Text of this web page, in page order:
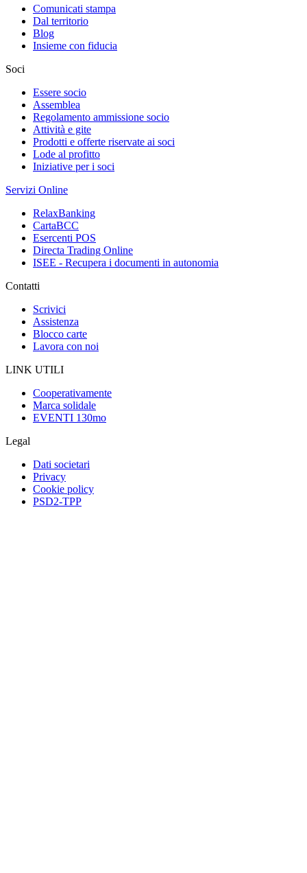
Comunicati stampa
Dal territorio
Blog
Insieme con fiducia
Soci
Essere socio
Assemblea
Regolamento ammissione socio
Attività e gite
Prodotti e offerte riservate ai soci
Lode al profitto
Iniziative per i soci
Servizi Online
RelaxBanking
CartaBCC
Esercenti POS
Directa Trading Online
ISEE - Recupera i documenti in autonomia
Contatti
Scrivici
Assistenza
Blocco carte
Lavora con noi
LINK UTILI
Cooperativamente
Marca solidale
EVENTI 130mo
Legal
Dati societari
Privacy
Cookie policy
PSD2-TPP